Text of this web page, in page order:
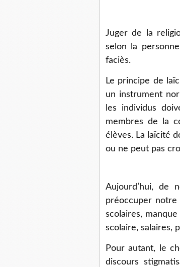
Juger de la
selon la
faciès.
Le principe de
un instrument
les individus
membres de la
élèves. La laïcité
ou ne peut pas
Aujourd’hui, de
préoccuper
scolaires,
scolaire, salaires,
Pour autant, le
discours